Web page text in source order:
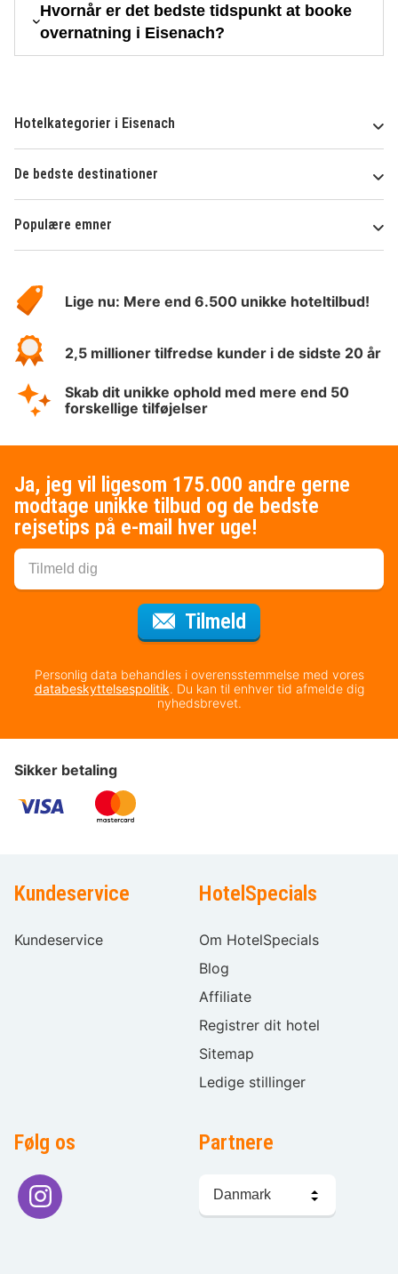
Hvornår er det bedste tidspunkt at booke
overnatning i Eisenach?
Hotelkategorier i Eisenach
De bedste destinationer
Populære emner
HotelSpecials
Lige nu: Mere end 6.500 unikke hoteltilbud!
2,5 millioner tilfredse kunder i de sidste 20 år
Skab dit unikke ophold med mere end 50
forskellige tilføjelser
Ja, jeg vil ligesom 175.000 andre gerne
modtage unikke tilbud og de bedste
rejsetips på e-mail hver uge!
Tilmeld
Personlig data behandles i overensstemmelse med vores
databeskyttelsespolitik. Du kan til enhver tid afmelde dig
nyhedsbrevet.
Sikker betaling
Kundeservice
Kundeservice
HotelSpecials
Om HotelSpecials
Blog
Affiliate
Registrer dit hotel
Sitemap
Ledige stillinger
Følg os Partnere